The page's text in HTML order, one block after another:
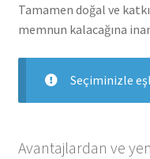
Tamamen doğal ve
memnun kalacağına
Seçiminizle
Avantajlardan ve